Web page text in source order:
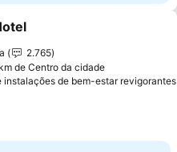
aos favoritos
2.765
de Centro da cidade
instalações de bem-estar revigorantes